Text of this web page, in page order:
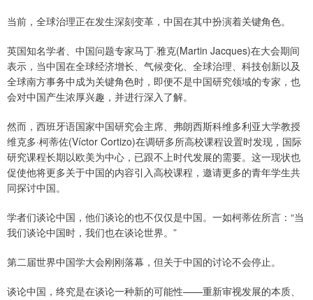
当前，全球治理正在发生深刻变革，中国在其中扮演着关键角色。
英国知名学者、中国问题专家马丁·雅克(Martin Jacques)在大会期间
表示，当中国在全球经济增长、气候变化、全球治理、科技创新以及
全球南方事务中成为关键角色时，即便不是中国研究领域的专家，也
会对中国产生浓厚兴趣，并进行深入了解。
然而，西班牙语国家中国研究会主席、弗朗西斯科维多利亚大学教授
维克多·柯蒂佐(Víctor Cortizo)在调研多所高校课程设置时发现，国际
研究课程长期以欧美为中心，已跟不上时代发展的需要。这一现状也
促使他将更多关于中国的内容引入高校课程，邀请更多的青年学生共
同探讨中国。
学者们谈论中国，他们谈论的也不仅仅是中国。一如柯蒂佐所言：“当
我们谈论中国时，我们也在谈论世界。”
第二届世界中国学大会刚刚落幕，但关于中国的讨论不会停止。
谈论中国，终究是在谈论一种新的可能性——重新审视发展的本质、